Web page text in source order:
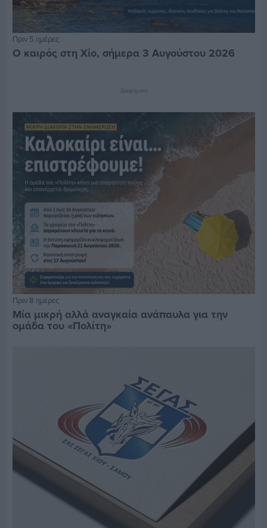
Πριν 5 ημέρες
Ο καιρός στη Χίο, σήμερα 3 Αυγούστου 2026
Διαφήμιση
Πριν 8 ημέρες
Μία μικρή αλλά αναγκαία ανάπαυλα για την
ομάδα του «Πολίτη»